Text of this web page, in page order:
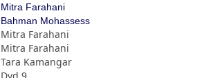
Mitra Farahani
Bahman Mohassess
Mitra Farahani
Mitra Farahani
Tara Kamangar